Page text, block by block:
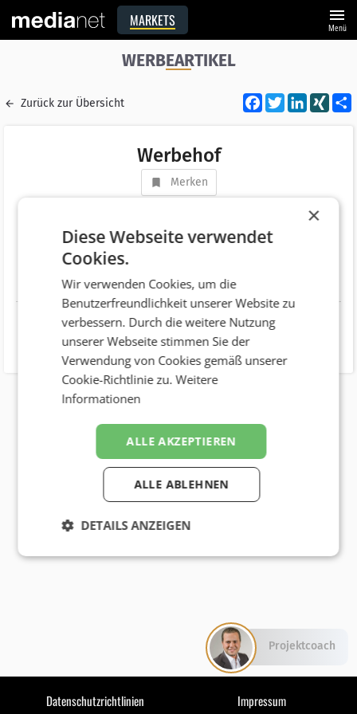
MARKETS menu
Menü
WERBEARTIKEL
Zurück zur Übersicht Facebook
Twitter XING
Werbehof
Merken
AT 3325 Ferschnitz
Telefonnummer +43 (7473) 47750
Website http://www.werbehof.at
Datenschutzrichtlinien Impressum
×
Diese Webseite verwendet
Cookies.
Wir verwenden Cookies, um die
Benutzerfreundlichkeit unserer Website zu
verbessern. Durch die weitere Nutzung
unserer Webseite stimmen Sie der
Verwendung von Cookies gemäß unserer
Cookie-Richtlinie zu.Weitere
Informationen
ALLE AKZEPTIEREN
ALLE ABLEHNEN
DETAILS ANZEIGEN
Projektcoach